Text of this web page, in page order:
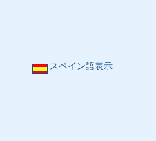
スペイン語表示